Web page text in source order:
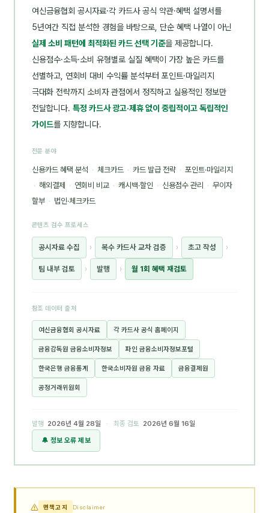
여신금융협회 공시자료·각 카드사 공식 약관·혜택 설명서를
5년여간 직접 분석한 경험을 바탕으로, 단순 혜택 나열이 아닌
실제 소비 패턴에 최적화된 카드 선택 기준을 제공합니다.
신용점수·소득·소비 유형별로 실질 혜택이 가장 높은 카드를
선별하고, 연회비 대비 수익률 분석부터 포인트·마일리지
극대화 전략까지 소비자 관점에서 정직하고 실용적인 정보만
전달합니다. 특정 카드사 광고·제휴 없이 중립적이고 독립적인
가이드를 지향합니다.
전문 분야
신용카드 혜택 분석 · 체크카드 · 카드 발급 전략 · 포인트·마일리지
· 해외결제 · 연회비 비교 · 캐시백·할인 · 신용점수 관리 · 무이자
할부 · 법인·체크카드
콘텐츠 검수 프로세스
공시자료 수집 › 복수 카드사 교차 검증 › 초고 작성 ›
팀 내부 검토 › 발행 › 월 1회 혜택 재검토
참조 데이터 출처
여신금융협회 공시자료 각 카드사 공식 홈페이지
금융감독원 금융소비자정보 파인 금융소비자정보포털
한국은행 금융통계 한국소비자원 금융 자료 금융결제원
공정거래위원회
발행 2026년 4월 28일 · 최종 검토 2026년 6월 16일
🔔 정보 오류 제보
면책고지 Disclaimer